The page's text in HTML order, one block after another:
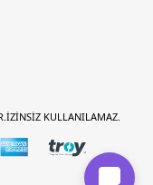
KULLANILAMAZ.